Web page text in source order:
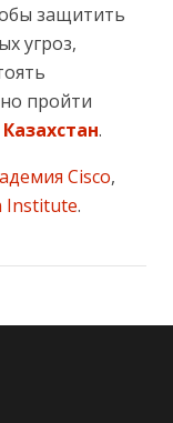
защитить
угроз,
пройти
.
Cisco,
Institute.